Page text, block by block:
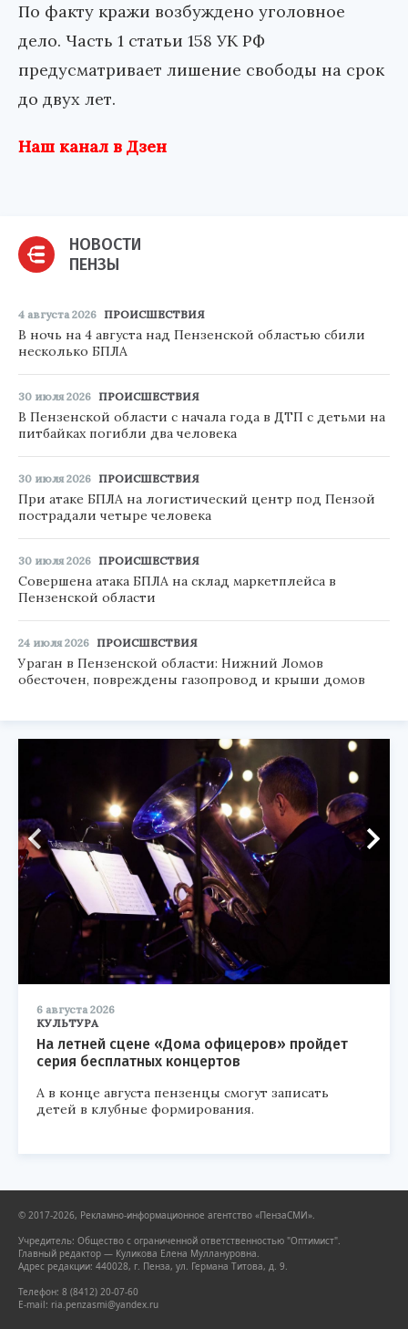
По факту кражи возбуждено уголовное
дело. Часть 1 статьи 158 УК РФ
предусматривает лишение свободы на срок
до двух лет.
Наш канал в Дзен
НОВОСТИ
ПЕНЗЫ
4 августа 2026 ПРОИСШЕСТВИЯ
В ночь на 4 августа над Пензенской областью сбили
несколько БПЛА
30 июля 2026 ПРОИСШЕСТВИЯ
В Пензенской области с начала года в ДТП с детьми на
питбайках погибли два человека
30 июля 2026 ПРОИСШЕСТВИЯ
При атаке БПЛА на логистический центр под Пензой
пострадали четыре человека
30 июля 2026 ПРОИСШЕСТВИЯ
Совершена атака БПЛА на склад маркетплейса в
Пензенской области
24 июля 2026 ПРОИСШЕСТВИЯ
Ураган в Пензенской области: Нижний Ломов
обесточен, повреждены газопровод и крыши домов
6 августа 2026
КУЛЬТУРА
На летней сцене «Дома офицеров» пройдет
серия бесплатных концертов
А в конце августа пензенцы смогут записать
детей в клубные формирования.
© 2017-2026, Рекламно-информационное агентство «ПензаСМИ».
Учредитель: Общество с ограниченной ответственностью "Оптимист".
Главный редактор — Куликова Елена Муллануровна.
Адрес редакции: 440028, г. Пенза, ул. Германа Титова, д. 9.
Телефон: 8 (8412) 20-07-60
E-mail: ria.penzasmi@yandex.ru